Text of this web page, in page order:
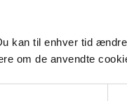
kan til enhver tid
om de anvendte